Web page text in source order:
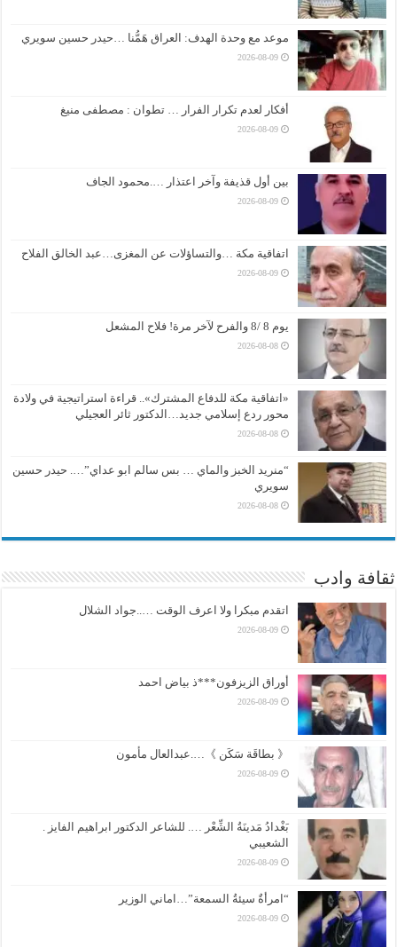
موعد مع وحدة الهدف: العراق هَمُّنا …حيدر حسين سويري
2026-08-09
أفكار لعدم تكرار الفرار … تطوان : مصطفى منيغ
2026-08-09
بين أول قذيفة وآخر اعتذار ….محمود الجاف
2026-08-09
اتفاقية مكة …والتساؤلات عن المغزى…عبد الخالق الفلاح
2026-08-09
يوم 8 /8 والفرح لآخر مرة! فلاح المشعل
2026-08-08
«اتفاقية مكة للدفاع المشترك».. قراءة استراتيجية في ولادة
محور ردع إسلامي جديد…الدكتور ثائر العجيلي
2026-08-08
“منريد الخبز والماي … بس سالم ابو عداي”…. حيدر حسين
سويري
2026-08-08
ثقافة وادب
اتقدم مبكرا ولا اعرف الوقت …..جواد الشلال
2026-08-09
أوراق الزيزفون***ذ بياض احمد
2026-08-09
《 بطاقَة سَكَن 》….عبدالعال مأمون
2026-08-09
بَغْدادُ مَدينَةُ الشِّعْر …. للشاعر الدكتور ابراهيم الفايز .
الشعيبي
2026-08-09
“امرأةٌ سيئةُ السمعة”…اماني الوزير
2026-08-09